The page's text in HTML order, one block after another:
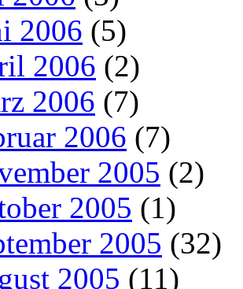
2006 (5)
2006 (2)
2006 (7)
2006 (7)
2005 (2)
2005 (1)
2005 (32)
2005 (11)